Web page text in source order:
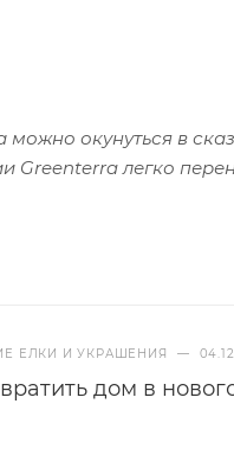
окунуться в
легко
ЕЛКИ И УКРАШЕНИЯ —
дом в